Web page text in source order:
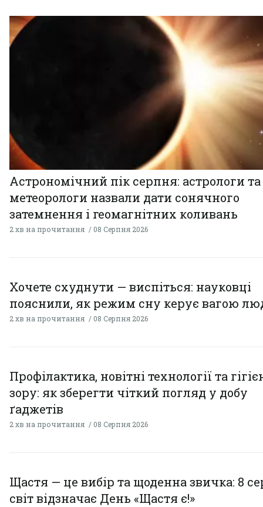
Астрономічний пік серпня: астрологи та
метеорологи назвали дати сонячного
затемнення і геомагнітних коливань
2 хв на прочитання 08 Серпня 2026
Хочете схуднути — виспіться: науковці
пояснили, як режим сну керує вагою
2 хв на прочитання 08 Серпня 2026
Профілактика, новітні технології та
зору: як зберегти чіткий погляд у добу
ґаджетів
2 хв на прочитання 08 Серпня 2026
Щастя — це вибір та щоденна звичка: 8
світ відзначає День «Щастя є!»